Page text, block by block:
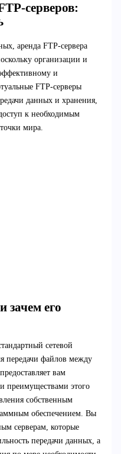
серверов:
аренда FTP-сервера
организации и
и
FTP-серверы
данных и хранения,
к необходимым
мира.
зачем его
сетевой
передачи файлов между
вам
преимуществами этого
собственным
обеспечением. Вы
серверам, которые
передачи данных, а